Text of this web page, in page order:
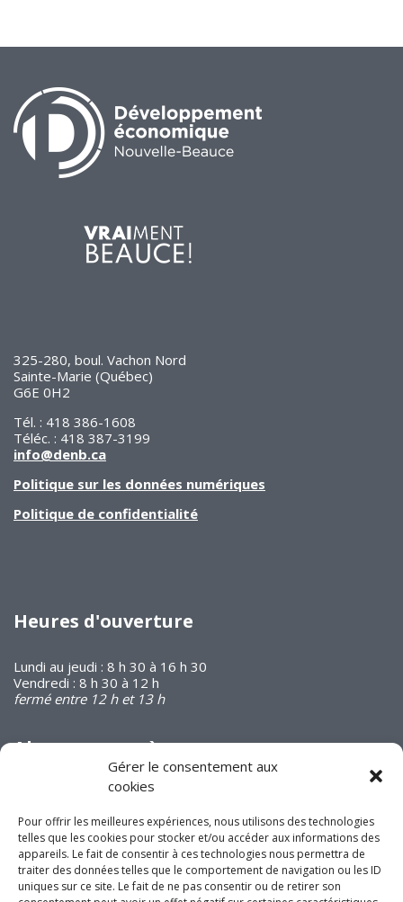
Gérer le consentement aux
cookies
Pour offrir les meilleures expériences, nous utilisons des technologies
telles que les cookies pour stocker et/ou accéder aux informations des
appareils. Le fait de consentir à ces technologies nous permettra de
traiter des données telles que le comportement de navigation ou les ID
uniques sur ce site. Le fait de ne pas consentir ou de retirer son
325-280, boul. Vachon Nord
Sainte-Marie (Québec)
G6E 0H2
Tél. : 418 386-1608
Téléc. : 418 387-3199
info@denb.ca
Politique sur les données numériques
Politique de confidentialité
Heures d'ouverture
Lundi au jeudi : 8 h 30 à 16 h 30
Vendredi : 8 h 30 à 12 h
fermé entre 12 h et 13 h
Abonnez-vous à
notre infolettre
Joignez-vous à nous